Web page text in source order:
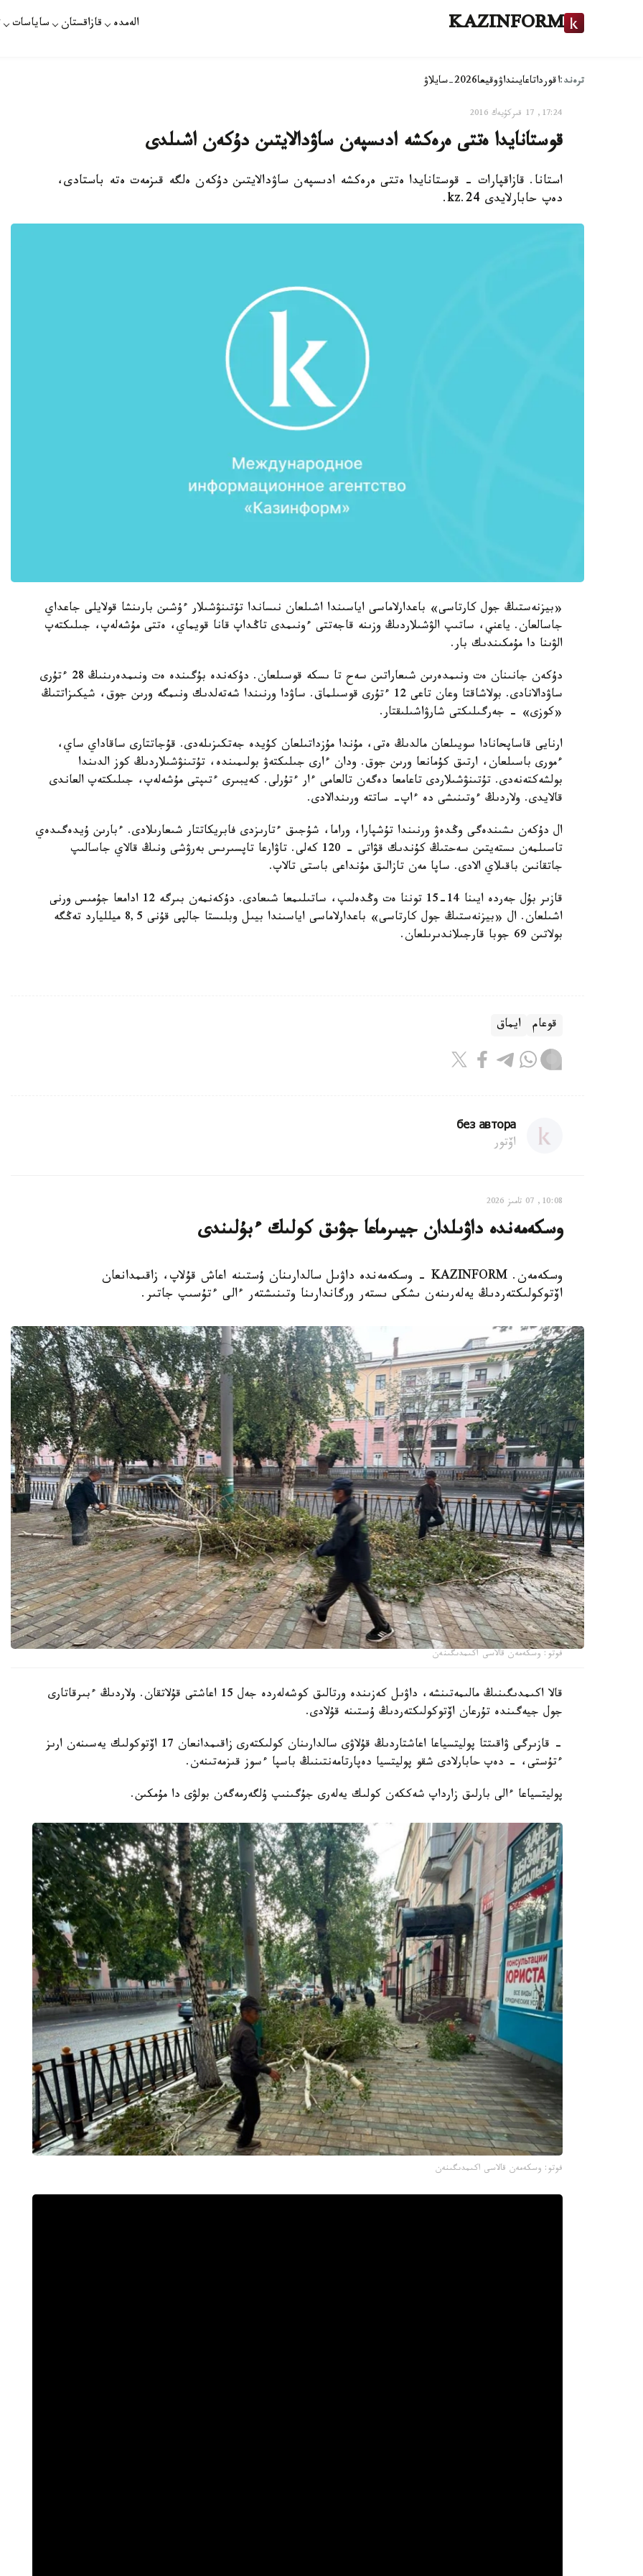
KAZINFORM الەمدە قازاقستان ساياسات
ترەند:اقورداتاعايىنداۋوقيعا2026-سايلاۋ
17:24, 17 قىركۇيەك 2016
قوستانايدا ەتتى ەرەكشە ادىسپەن ساۋدالايتىن دۇكەن اشىلدى
استانا. قازاقپارات - قوستانايدا ەتتى ەرەكشە ادىسپەن ساۋدالايتىن دۇكەن ەلگە قىزمەت ەتە باستادى،
دەپ حابارلايدى 24.kz.
«بيزنەستىڭ جول كارتاسى» باعدارلاماسى اياسىندا اشىلعان نىساندا تۇتىنۋشىلار ءۇشىن بارىنشا قولايلى جاعداي
جاسالعان. ياعني، ساتىپ الۋشىلاردىڭ وزىنە قاجەتتى ءونىمدى تاڭداپ قانا قويماي، ەتتى مۇشەلەپ، جىلىكتەپ
الۋىنا دا مۇمكىندىك بار.
دۇكەن جانىنان ەت ونىمدەرىن شىعاراتىن سەح تا ىسكە قوسىلعان. دۇكەندە بۇگىندە ەت ونىمدەرىنىڭ 28 ءتۇرى
ساۋدالانادى. بولاشاقتا وعان تاعى 12 ءتۇرى قوسىلماق. ساۋدا ورنىندا شەتەلدىك ونىمگە ورىن جوق، شيكىزاتتىڭ
«كوزى» - جەرگىلىكتى شارۋاشىلىقتار.
ارنايى قاساپحانادا سويىلعان مالدىڭ ەتى، مۇندا مۇزداتىلعان كۇيدە جەتكىزىلەدى. قۇجاتتارى ساقاداي ساي،
ءمورى باسىلعان، ارتىق كۇمانعا ورىن جوق. ودان ءارى جىلىكتەۋ بولىمىندە، تۇتىنۋشىلاردىڭ كوز الدىندا
بولشەكتەنەدى. تۇتىنۋشىلاردى تاعامعا دەگەن تالعامى ءار ءتۇرلى. كەيبىرى ءتىپتى مۇشەلەپ، جىلىكتەپ العاندى
قالايدى. ولاردىڭ ءوتىنىشى دە ءاپ- ساتتە ورىندالادى.
ال دۇكەن ىشىندەگى وڭدەۋ ورنىندا تۇشپارا، وراما، شۇجىق ءتارىزدى فابريكاتتار شىعارىلادى. ءبارىن ۇيدەگىدەي
تاسىلمەن ىستەيتىن سەحتىڭ كۇندىك قۋاتى - 120 كەلى. تاۋارعا تاپسىرىس بەرۋشى ونىڭ قالاي جاسالىپ
جاتقانىن باقىلاي الادى. ساپا مەن تازالىق مۇنداعى باستى تالاپ.
قازىر بۇل جەردە ايىنا 14-15 توننا ەت وڭدەلىپ، ساتىلىمعا شىعادى. دۇكەنمەن بىرگە 12 ادامعا جۇمىس ورنى
اشىلعان. ال «بيزنەستىڭ جول كارتاسى» باعدارلاماسى اياسىندا بيىل وبلىستا جالپى قۇنى 8,5 ميلليارد تەڭگە
بولاتىن 69 جوبا قارجىلاندىرىلعان.
قوعام ايماق
без автора
اۆتور
10:08, 07 تامىز 2026
وسكەمەندە داۋىلدان جيىرماعا جۋىق كولىك ءبۇلىندى
وسكەمەن. KAZINFORM - وسكەمەندە داۋىل سالدارىنان ۇستىنە اعاش قۇلاپ، زاقىمدانعان
اۆتوكولىكتەردىڭ يەلەرىنەن ىشكى ىستەر ورگاندارىنا وتىنىشتەر ءالى ءتۇسىپ جاتىر.
فوتو: وسكەمەن قالاسى اكىمدىگىنەن
قالا اكىمدىگىنىڭ مالىمەتىنشە، داۋىل كەزىندە ورتالىق كوشەلەردە جەل 15 اعاشتى قۇلاتقان. ولاردىڭ ءبىرقاتارى
جول جيەگىندە تۇرعان اۆتوكولىكتەردىڭ ۇستىنە قۇلادى.
- قازىرگى ۋاقىتتا پوليتسياعا اعاشتاردىڭ قۇلاۋى سالدارىنان كولىكتەرى زاقىمدانعان 17 اۆتوكولىك يەسىنەن ارىز
ءتۇستى، - دەپ حابارلادى شقو پوليتسيا دەپارتامەنتىنىڭ باسپا ءسوز قىزمەتىنەن.
پوليتسياعا ءالى بارلىق زارداپ شەككەن كولىك يەلەرى جۇگىنىپ ۇلگەرمەگەن بولۋى دا مۇمكىن.
فوتو: وسكەمەن قالاسى اكىمدىگىنەن